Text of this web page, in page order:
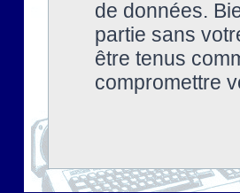
de données.
partie sans
être tenus
compromettre